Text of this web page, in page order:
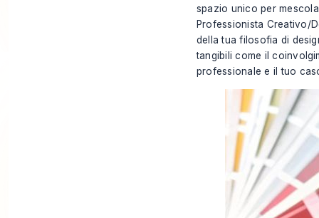
spazio unico per
Professionista Creativo/
della tua filosofia di
tangibili come il
professionale e il tuo